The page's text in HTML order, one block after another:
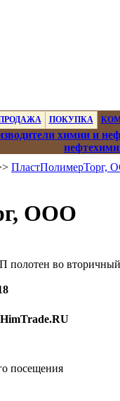
ПОКУПКА
химии и
ПластПолимерТорг,
ООО
полотен во вторичный
посещения